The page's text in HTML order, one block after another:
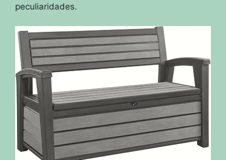
peculiaridades.